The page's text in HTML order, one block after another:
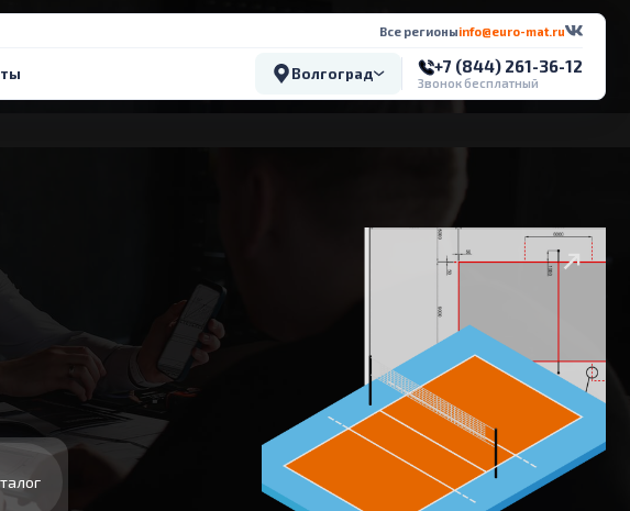
Все регионыinfo@euro-mat.ru
Волгоград +7 (844) 261-36-12
Звонок бесплатный